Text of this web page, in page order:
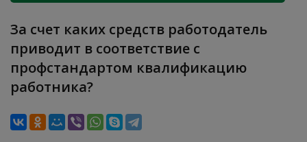
За счет каких средств работодатель
приводит в соответствие с
профстандартом квалификацию
работника?